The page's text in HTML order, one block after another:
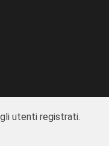
utenti registrati.